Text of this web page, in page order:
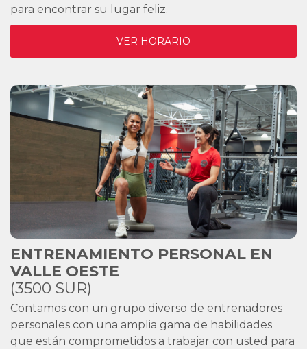
para encontrar su lugar feliz.
VER HORARIO
ENTRENAMIENTO PERSONAL EN
VALLE OESTE
(3500 SUR)
Contamos con un grupo diverso de entrenadores
personales con una amplia gama de habilidades
que están comprometidos a trabajar con usted para